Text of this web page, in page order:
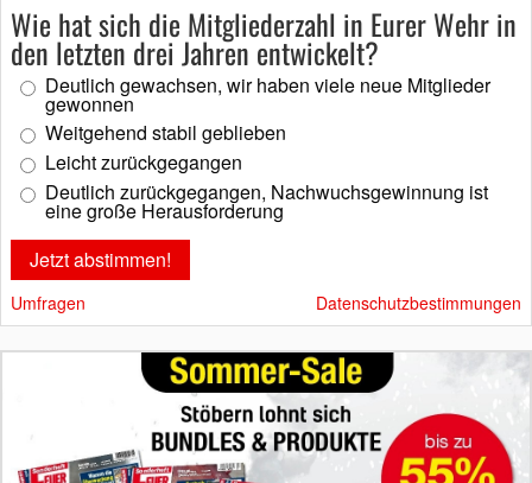
Wie hat sich die Mitgliederzahl in Eurer Wehr in
den letzten drei Jahren entwickelt?
Deutlich gewachsen, wir haben viele neue Mitglieder
gewonnen
Weitgehend stabil geblieben
Leicht zurückgegangen
Deutlich zurückgegangen, Nachwuchsgewinnung ist
eine große Herausforderung
Umfragen Datenschutzbestimmungen